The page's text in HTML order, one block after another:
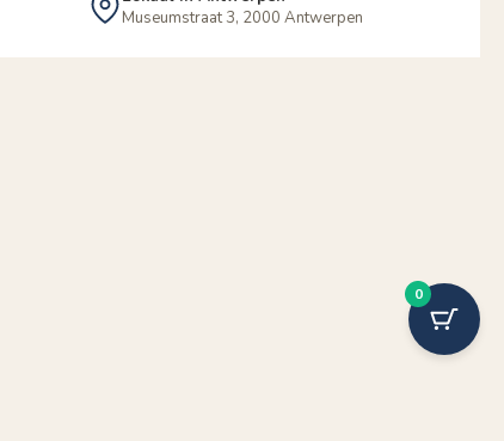
Museumstraat 3, 2000 Antwerpen
0